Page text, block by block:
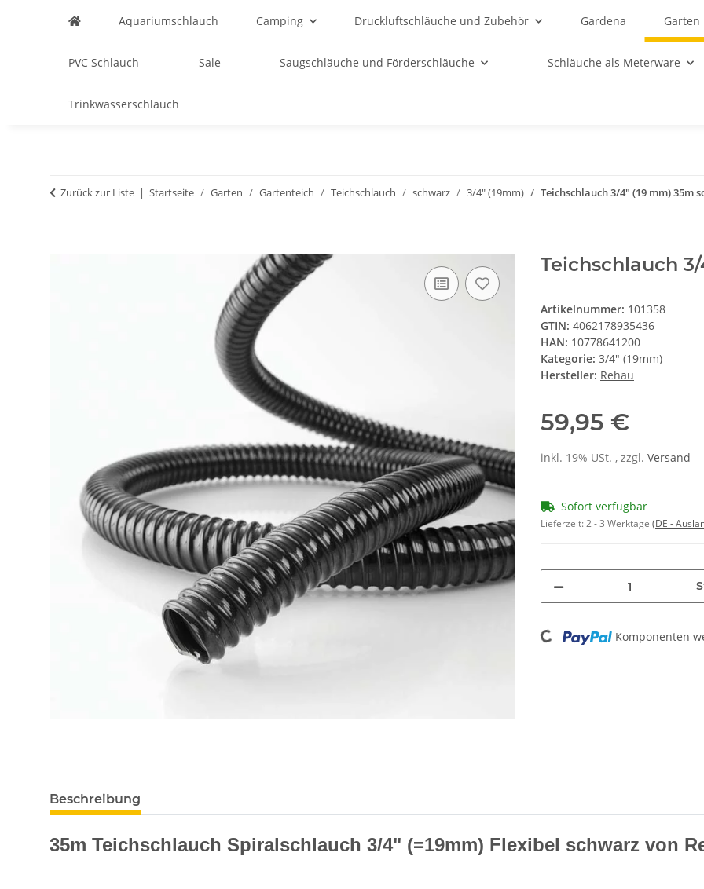
Aquariumschlauch Camping Druckluftschläuche und Zubehör Gardena Garten
PVC Schlauch Sale Saugschläuche und Förderschläuche Schläuche als Meterware
Trinkwasserschlauch
Zurück zur Liste Startseite Garten Gartenteich Teichschlauch schwarz 3/4" (19mm) Teichschlauch 3/4" (19 mm) 35m
Teichschlauch
Artikelnummer: 101358
GTIN: 4062178935436
HAN: 10778641200
Kategorie: 3/4" (19mm)
Hersteller: Rehau
59,95 €
inkl. 19% USt. , zzgl. Versand
Sofort verfügbar
Lieferzeit:2 - 3 Werktage (DE -
Loading... Komponenten
Beschreibung
35m Teichschlauch Spiralschlauch 3/4" (=19mm) Flexibel schwarz von